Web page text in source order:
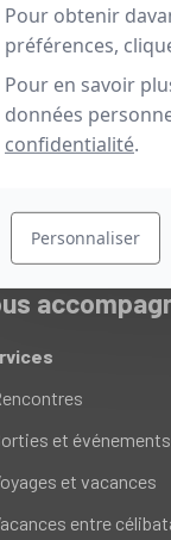
et
et vacances
entre
Pour obtenir
préférences,
Pour en savoir
données
confidentialité.
Personnaliser